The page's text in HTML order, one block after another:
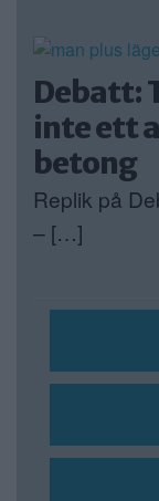
Debatt:
inte ett
betong
Replik på
– […]